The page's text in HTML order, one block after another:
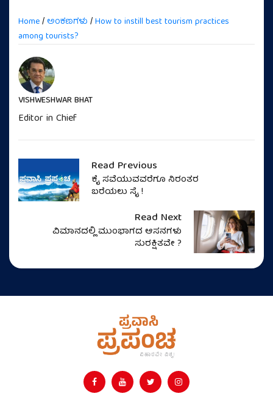
Home/ ಅಂಕಣಗಳು /How to instill best tourism practices
among tourists?
VISHWESHWAR BHAT
Editor in Chief
Read Previous
ಕೈ ಸವೆಯುವವರೆಗೂ ನಿರಂತರ
ಬರೆಯಲು ಸೈ !
Read Next
ವಿಮಾನದಲ್ಲಿ ಮುಂಭಾಗದ ಆಸನಗಳು
ಸುರಕ್ಷಿತವೇ ?